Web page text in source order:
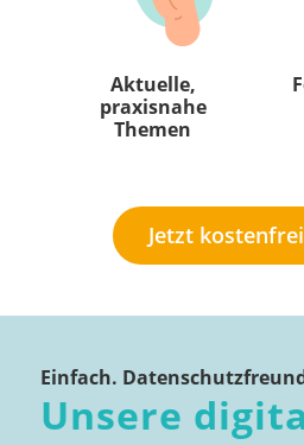
Aktuelle,
praxisnahe
Themen
Jetzt
Einfach.
Unsere